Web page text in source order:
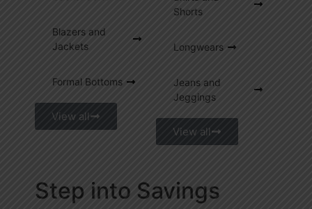
Blazers and
Jackets
Formal Bottoms
View all
Shorts
Longwears
Jeans and
Jeggings
View all
Step into Savings